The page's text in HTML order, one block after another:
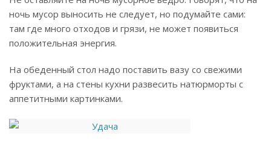
ночь мусор выносить не следует, но подумайте сами:
там где много отходов и грязи, не может появиться
положительная энергия.
На обеденный стол надо поставить вазу со свежими
фруктами, а на стены кухни развесить натюрморты с
аппетитными картинками.